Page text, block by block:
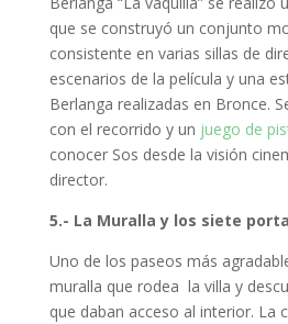
que se construyó un conjunto
consistente en varias sillas de
escenarios de la película y una
Berlanga realizadas en Bronce.
con el recorrido y un juego de
conocer Sos desde la visión
director.
5.- La Muralla y los siete
Uno de los paseos más
muralla que rodea la villa y
que daban acceso al interior. La